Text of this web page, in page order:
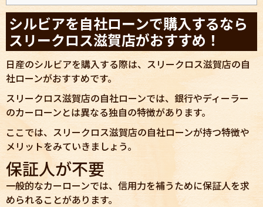
シルビアを自社ローンで購入するなら
スリークロス滋賀店がおすすめ！
日産のシルビアを購入する際は、スリークロス滋賀店の自
社ローンがおすすめです。
スリークロス滋賀店の自社ローンでは、銀行やディーラー
のカーローンとは異なる独自の特徴があります。
ここでは、スリークロス滋賀店の自社ローンが持つ特徴や
メリットをみていきましょう。
保証人が不要
一般的なカーローンでは、信用力を補うために保証人を求
められることがあります。